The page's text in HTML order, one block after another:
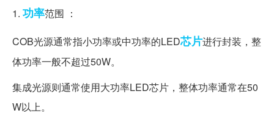
1. 功率范围 ：
COB光源通常指小功率或中功率的LED芯片进行封装，整
体功率一般不超过50W。
集成光源则通常使用大功率LED芯片，整体功率通常在50
W以上。